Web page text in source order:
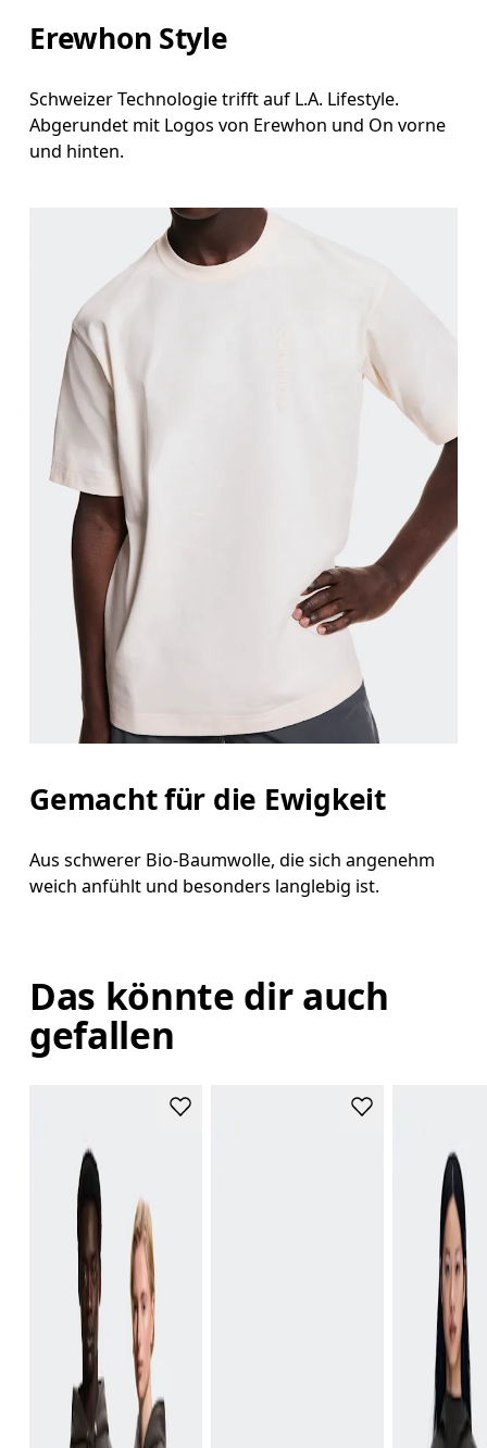
Erewhon Style
Schweizer Technologie trifft auf L.A. Lifestyle.
Abgerundet mit Logos von Erewhon und On vorne
und hinten.
Gemacht für die Ewigkeit
Aus schwerer Bio-Baumwolle, die sich angenehm
weich anfühlt und besonders langlebig ist.
Das könnte dir auch
gefallen